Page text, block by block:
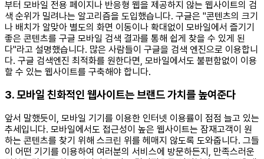
부터 모바일 전용 페이지나 반응형 웹을 제공하지 않는 웹사이트의 검
색 순위가 밀려나는 알고리즘을 도입했습니다. 구글은 "콘텐츠의 크기
나 배치가 알맞아 별도의 화면 이동이나 확대없이 모바일에서 즐기기
좋은 콘텐츠를 구글 모바일 검색 결과를 통해 쉽게 찾을 수 있게 된
다"라고 설명했습니다. 많은 사람들이 구글을 검색 엔진으로 이용합니
다. 구글 검색엔진 최적화를 원한다면, 모바일에서도 불편함없이 이용
할 수 있는 웹사이트를 구축해야 합니다.
3. 모바일 친화적인 웹사이트는 브랜드 가치를 높여준다
앞서 말했듯이, 모바일 기기를 이용한 인터넷 이용률이 점점 늘고 있는
추세입니다. 모바일에서도 접근성이 높은 웹사이트는 잠재고객이 원
하는 콘텐츠를 찾기 위해 스크린 위를 헤매지 않도록 도와줍니다. 그들
이 어떤 기기를 이용하여 여러분의 서비스에 방문하든지, 만족스러운